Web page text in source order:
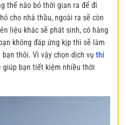
thể nào bỏ thời gian ra để đi
cho nhà thầu, ngoài ra sẽ còn
liệu khác sẽ phát sinh, có hàng
không đáp ứng kịp thì sẽ làm
thôi. Vì vậy chọn dịch vụ thi
giúp bạn tiết kiệm nhiều thời